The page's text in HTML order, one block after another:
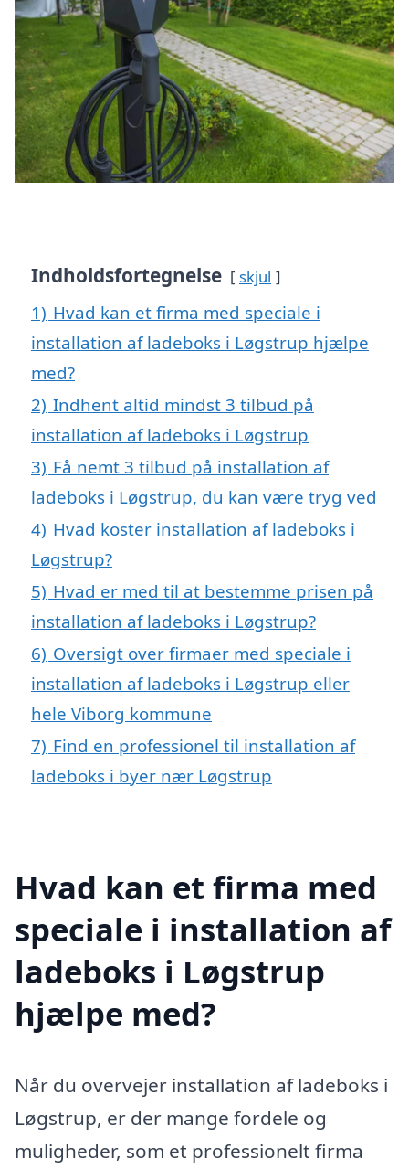
Indholdsfortegnelse skjul
1) Hvad kan et firma med speciale i
installation af ladeboks i Løgstrup hjælpe
med?
2) Indhent altid mindst 3 tilbud på
installation af ladeboks i Løgstrup
3) Få nemt 3 tilbud på installation af
ladeboks i Løgstrup, du kan være tryg ved
4) Hvad koster installation af ladeboks i
Løgstrup?
5) Hvad er med til at bestemme prisen på
installation af ladeboks i Løgstrup?
6) Oversigt over firmaer med speciale i
installation af ladeboks i Løgstrup eller
hele Viborg kommune
7) Find en professionel til installation af
ladeboks i byer nær Løgstrup
Hvad kan et firma med
speciale i installation af
ladeboks i Løgstrup
hjælpe med?
Når du overvejer installation af ladeboks i
Løgstrup, er der mange fordele og
muligheder, som et professionelt firma